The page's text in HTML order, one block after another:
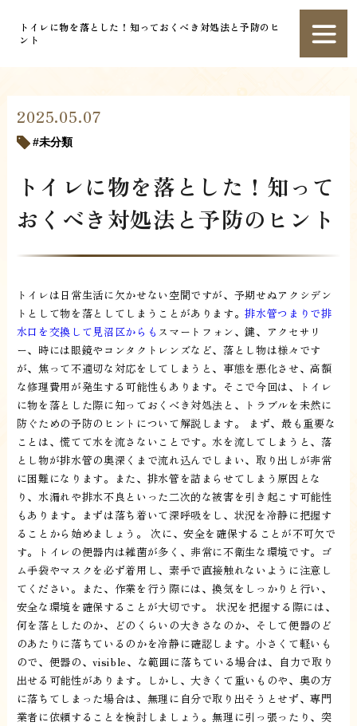
トイレに物を落とした！知っておくべき対処法と予防のヒ
ント
2025.05.07
未分類
トイレに物を落とした！知って
おくべき対処法と予防のヒント
トイレは日常生活に欠かせない空間ですが、予期せぬアクシデン
トとして物を落としてしまうことがあります。排水管つまりで排
水口を交換して見沼区からも スマートフォン、鍵、アクセサリ
ー、時には眼鏡やコンタクトレンズなど、落とし物は様々です
が、焦って不適切な対応をしてしまうと、事態を悪化させ、高額
な修理費用が発生する可能性もあります。そこで今回は、トイレ
に物を落とした際に知っておくべき対処法と、トラブルを未然に
防ぐための予防のヒントについて解説します。 まず、最も重要な
ことは、慌てて水を流さないことです。水を流してしまうと、落
とし物が排水管の奥深くまで流れ込んでしまい、取り出しが非常
に困難になります。また、排水管を詰まらせてしまう原因とな
り、水漏れや排水不良といった二次的な被害を引き起こす可能性
もあります。まずは落ち着いて深呼吸をし、状況を冷静に把握す
ることから始めましょう。 次に、安全を確保することが不可欠で
す。トイレの便器内は雑菌が多く、非常に不衛生な環境です。ゴ
ム手袋やマスクを必ず着用し、素手で直接触れないように注意し
てください。また、作業を行う際には、換気をしっかりと行い、
安全な環境を確保することが大切です。 状況を把握する際には、
何を落としたのか、どのくらいの大きさなのか、そして便器のど
のあたりに落ちているのかを冷静に確認します。小さくて軽いも
ので、便器の、visible、な範囲に落ちている場合は、自力で取り
出せる可能性があります。しかし、大きくて重いものや、奥の方
に落ちてしまった場合は、無理に自分で取り出そうとせず、専門
業者に依頼することを検討しましょう。無理に引っ張ったり、突